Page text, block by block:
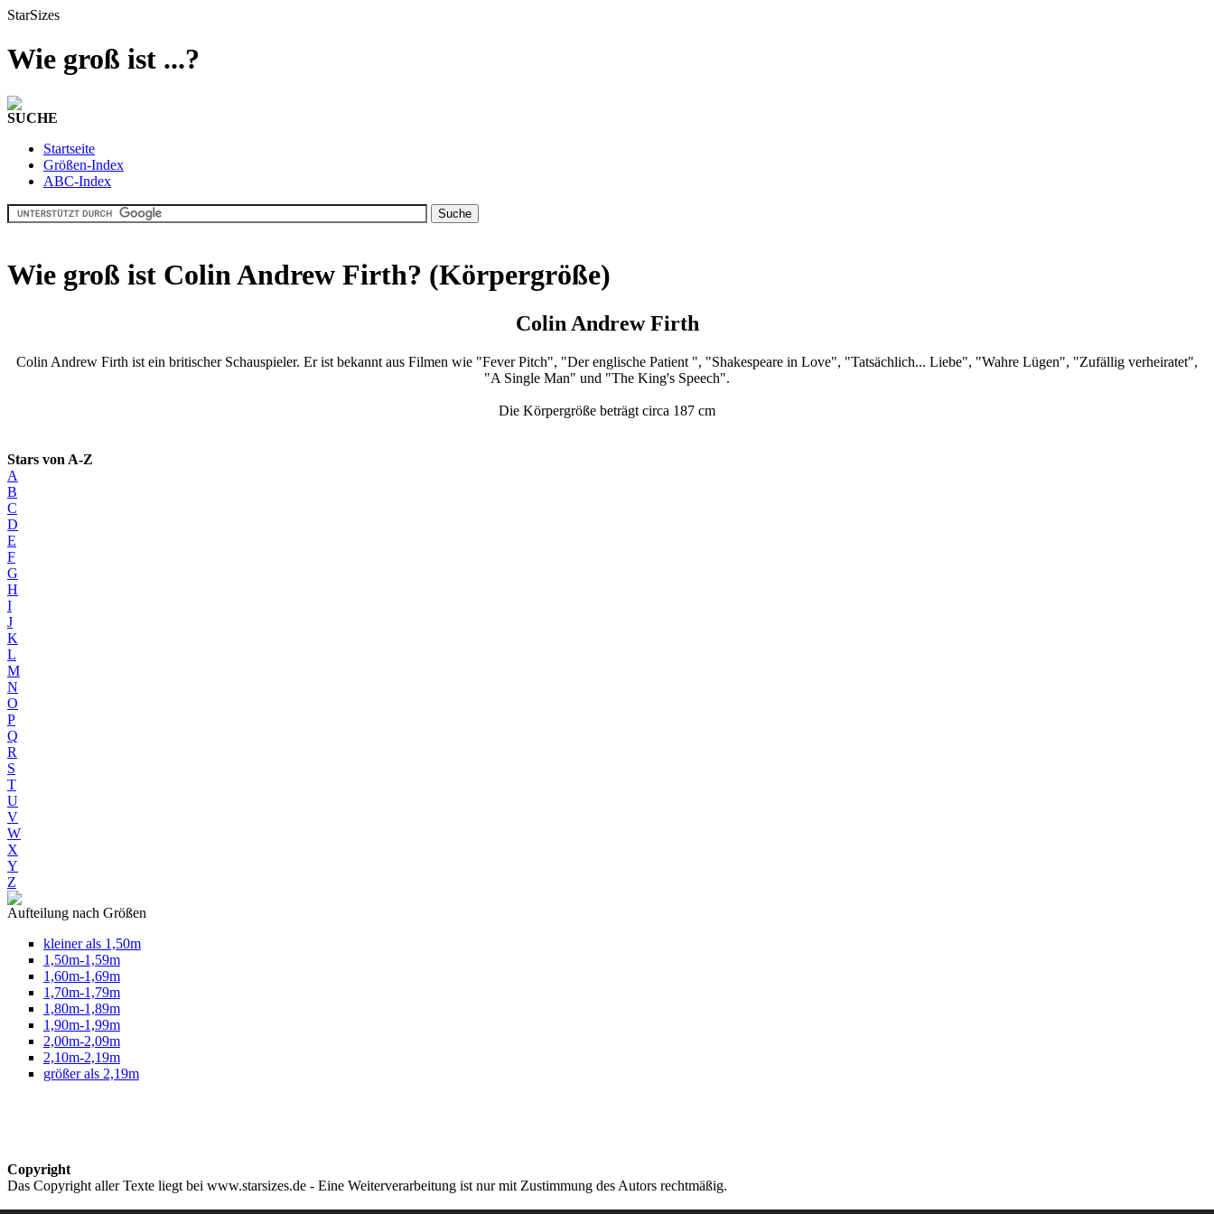
StarSizes
Wie groß ist ...?
SUCHE
Startseite
Größen-Index
ABC-Index
Wie groß ist Colin Andrew Firth? (Körpergröße)
Colin Andrew Firth
Colin Andrew Firth ist ein britischer Schauspieler. Er ist bekannt aus Filmen wie "Fever Pitch", "Der englische Patient ", "Shakespeare in Love", "Tatsächlich... Liebe", "Wahre Lügen", "Zufällig verheiratet",
"A Single Man" und "The King's Speech".
Die Körpergröße beträgt circa 187 cm
Stars von A-Z
A
B
C
D
E
F
G
H
I
J
K
L
M
N
O
P
Q
R
S
T
U
V
W
X
Y
Z
Aufteilung nach Größen
kleiner als 1,50m
1,50m-1,59m
1,60m-1,69m
1,70m-1,79m
1,80m-1,89m
1,90m-1,99m
2,00m-2,09m
2,10m-2,19m
größer als 2,19m
Copyright
Das Copyright aller Texte liegt bei www.starsizes.de - Eine Weiterverarbeitung ist nur mit Zustimmung des Autors rechtmäßig.